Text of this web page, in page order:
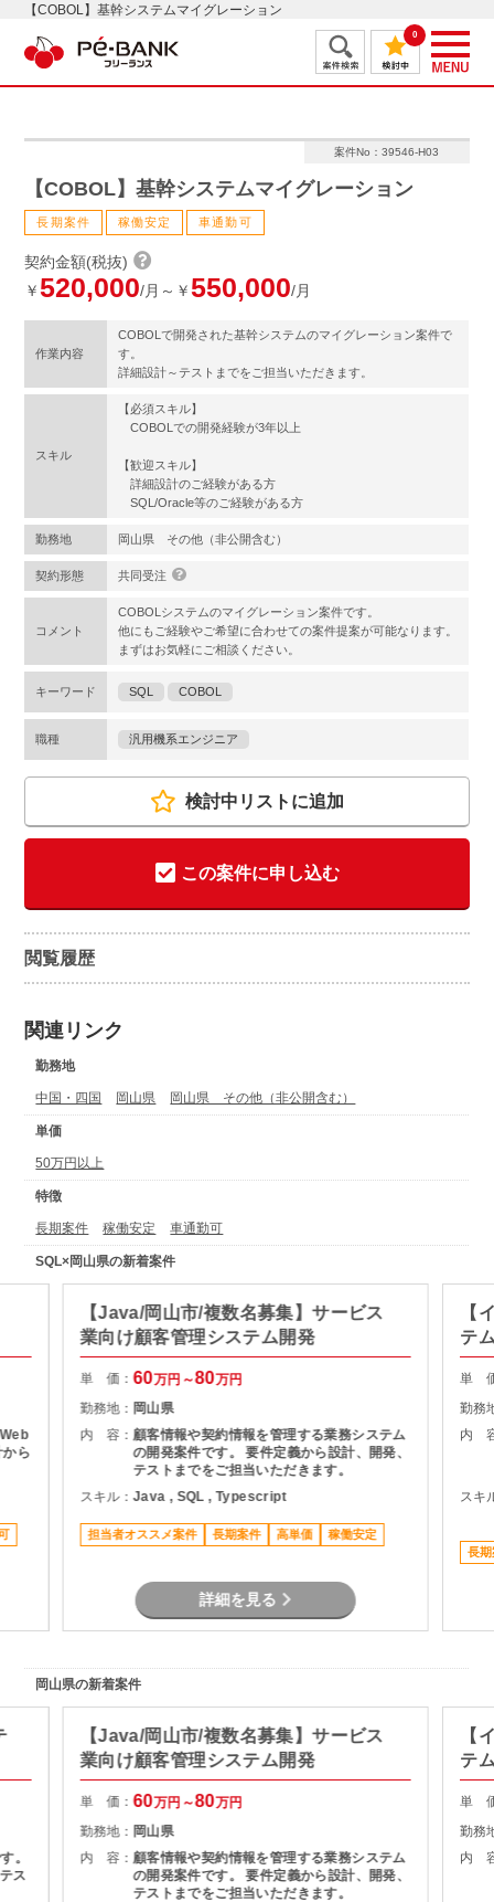
【COBOL】基幹システムマイグレーション
0
案件No：39546-H03
【COBOL】基幹システムマイグレーション
長期案件 稼働安定 車通勤可
契約金額(税抜)
￥520,000/月～￥550,000/月
作業内容
COBOLで開発された基幹システムのマイグレーション案件で
す。
詳細設計～テストまでをご担当いただきます。
スキル
【必須スキル】
COBOLでの開発経験が3年以上
【歓迎スキル】
詳細設計のご経験がある方
SQL/Oracle等のご経験がある方
勤務地 岡山県 その他（非公開含む）
契約形態 共同受注
コメント
COBOLシステムのマイグレーション案件です。
他にもご経験やご希望に合わせての案件提案が可能なります。
まずはお気軽にご相談ください。
キーワード SQL COBOL
職種 汎用機系エンジニア
検討中リストに追加
この案件に申し込む
閲覧履歴
関連リンク
勤務地
中国・四国 岡山県 岡山県 その他（非公開含む）
単価
50万円以上
特徴
長期案件 稼働安定 車通勤可
SQL×岡山県の新着案件
ら
【Java/岡山市/複数名募集】サービス
業向け顧客管理システム開発
単 価：60万円～80万円
勤務地： 岡山県
内 容： 顧客情報や契約情報を管理する業務システム
の開発案件です。 要件定義から設計、開発、
テストまでをご担当いただきます。
スキル：Java , SQL , Typescript
担当者オススメ案件 長期案件 高単価 稼働安定
詳細を見る
【
テ
単
勤務
内
スキ
長期
岡山県の新着案件
。
ス
【Java/岡山市/複数名募集】サービス
業向け顧客管理システム開発
単 価：60万円～80万円
勤務地： 岡山県
内 容： 顧客情報や契約情報を管理する業務システム
の開発案件です。 要件定義から設計、開発、
テストまでをご担当いただきます。
【
テ
単
勤務
内